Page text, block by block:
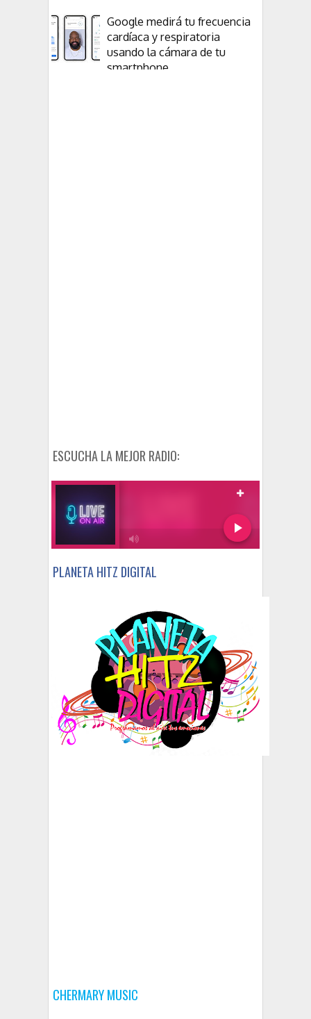
Google medirá tu frecuencia
cardíaca y respiratoria
usando la cámara de tu
smartphone
ESCUCHA LA MEJOR RADIO:
PLANETA HITZ DIGITAL
CHERMARY MUSIC